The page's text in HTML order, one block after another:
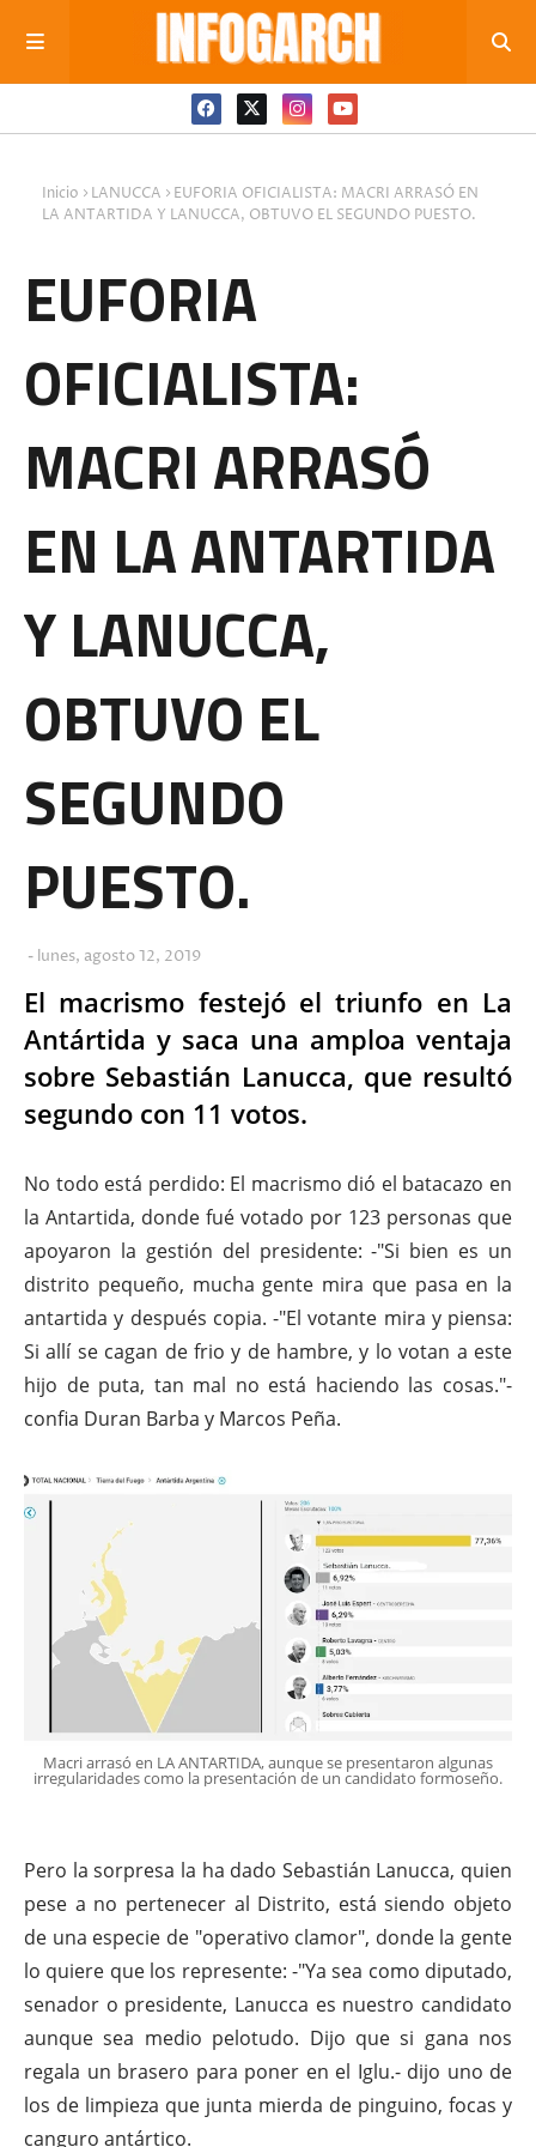
Inicio LANUCCA
EUFORIA OFICIALISTA: MACRI ARRASÓ EN
LA ANTARTIDA Y LANUCCA, OBTUVO EL SEGUNDO PUESTO.
EUFORIA
OFICIALISTA:
MACRI ARRASÓ
EN LA ANTARTIDA
Y LANUCCA,
OBTUVO EL
SEGUNDO
PUESTO.
lunes, agosto 12, 2019
El macrismo festejó el triunfo en La
Antártida y saca una amploa ventaja
sobre Sebastián Lanucca, que resultó
segundo con 11 votos.
No todo está perdido: El macrismo dió el batacazo en
la Antartida, donde fué votado por 123 personas que
apoyaron la gestión del presidente: -"Si bien es un
distrito pequeño, mucha gente mira que pasa en la
antartida y después copia. -"El votante mira y piensa:
Si allí se cagan de frio y de hambre, y lo votan a este
hijo de puta, tan mal no está haciendo las cosas."-
confia Duran Barba y Marcos Peña.
Macri arrasó en LA ANTARTIDA, aunque se presentaron algunas
irregularidades como la presentación de un candidato formoseño.
Pero la sorpresa la ha dado Sebastián Lanucca, quien
pese a no pertenecer al Distrito, está siendo objeto
de una especie de "operativo clamor", donde la gente
lo quiere que los represente: -"Ya sea como diputado,
senador o presidente, Lanucca es nuestro candidato
aunque sea medio pelotudo. Dijo que si gana nos
regala un brasero para poner en el Iglu.- dijo uno de
los de limpieza que junta mierda de pinguino, focas y
canguro antártico.